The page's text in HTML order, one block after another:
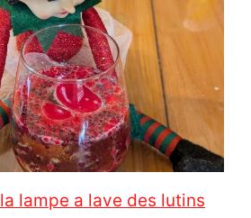
lampe a lave des lutins